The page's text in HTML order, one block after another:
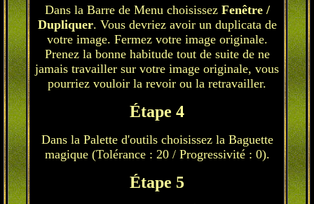
Dans la Barre de Menu choisissez Fenêtre /
Dupliquer. Vous devriez avoir un duplicata de
votre image. Fermez votre image originale.
Prenez la bonne habitude tout de suite de ne
jamais travailler sur votre image originale, vous
pourriez vouloir la revoir ou la retravailler.
Étape 4
Dans la Palette d'outils choisissez la Baguette
magique (Tolérance : 20 / Progressivité : 0).
Étape 5